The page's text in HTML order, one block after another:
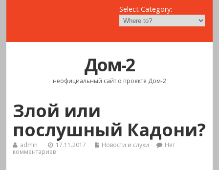
Select Category:
Дом-2
неофициальный сайт о проекте Дом-2
Злой или
послушный Кадони?
admin 17.11.2017 Новости и слухи
Нет
комментариев